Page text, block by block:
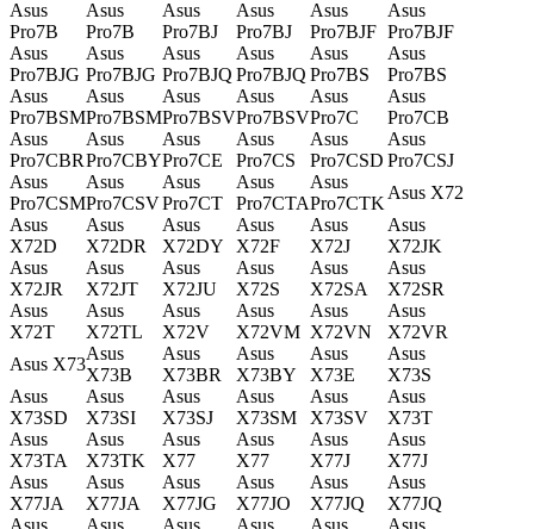
Asus
Pro7B
Asus
Pro7B
Asus
Pro7BJ
Asus
Pro7BJ
Asus
Pro7BJF
Asus
Pro7BJF
Asus
Pro7BJG
Asus
Pro7BJG
Asus
Pro7BJQ
Asus
Pro7BJQ
Asus
Pro7BS
Asus
Pro7BS
Asus
Pro7BSM
Asus
Pro7BSM
Asus
Pro7BSV
Asus
Pro7BSV
Asus
Pro7C
Asus
Pro7CB
Asus
Pro7CBR
Asus
Pro7CBY
Asus
Pro7CE
Asus
Pro7CS
Asus
Pro7CSD
Asus
Pro7CSJ
Asus
Pro7CSM
Asus
Pro7CSV
Asus
Pro7CT
Asus
Pro7CTA
Asus
Pro7CTK
Asus X72
Asus
X72D
Asus
X72DR
Asus
X72DY
Asus
X72F
Asus
X72J
Asus
X72JK
Asus
X72JR
Asus
X72JT
Asus
X72JU
Asus
X72S
Asus
X72SA
Asus
X72SR
Asus
X72T
Asus
X72TL
Asus
X72V
Asus
X72VM
Asus
X72VN
Asus
X72VR
Asus X73
Asus
X73B
Asus
X73BR
Asus
X73BY
Asus
X73E
Asus
X73S
Asus
X73SD
Asus
X73SI
Asus
X73SJ
Asus
X73SM
Asus
X73SV
Asus
X73T
Asus
X73TA
Asus
X73TK
Asus
X77
Asus
X77
Asus
X77J
Asus
X77J
Asus
X77JA
Asus
X77JA
Asus
X77JG
Asus
X77JO
Asus
X77JQ
Asus
X77JQ
Asus
Asus
Asus
Asus
Asus
Asus